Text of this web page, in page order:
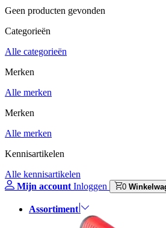
Geen producten gevonden
Categorieën
Alle categorieën
Merken
Alle merken
Merken
Alle merken
Kennisartikelen
Alle kennisartikelen
Mijn account Inloggen 0
Assortiment